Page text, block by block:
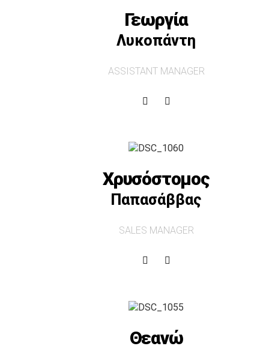
Γεωργία
Λυκοπάντη
ASSISTANT MANAGER
Χρυσόστομος
Παπασάββας
SALES MANAGER
Θεανώ